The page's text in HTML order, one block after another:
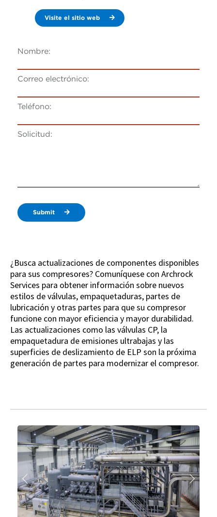
Visite el sitio web
Nombre:
Correo electrónico:
Teléfono:
Solicitud:
Submit
¿Busca actualizaciones de componentes disponibles
para sus compresores? Comuníquese con Archrock
Services para obtener información sobre nuevos
estilos de válvulas, empaquetaduras, partes de
lubricación y otras partes para que su compresor
funcione con mayor eficiencia y mayor durabilidad.
Las actualizaciones como las válvulas CP, la
empaquetadura de emisiones ultrabajas y las
superficies de deslizamiento de ELP son la próxima
generación de partes para modernizar el compresor.
Anterior